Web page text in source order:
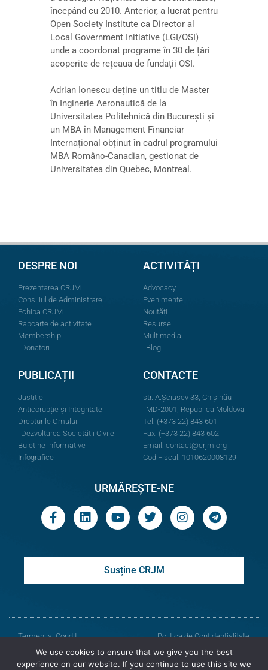
începând cu 2010. Anterior, a lucrat pentru
Open Society Institute ca Director al
Local Government Initiative (LGI/OSI)
unde a coordonat programe în 30 de țări
acoperite de rețeaua de fundații OSI.
Adrian Ionescu deține un titlu de Master
în Inginerie Aeronautică de la
Universitatea Politehnică din București și
un MBA în Management Financiar
Internațional obținut în cadrul programului
MBA Româno-Canadian, gestionat de
Universitatea din Quebec, Montreal.
DESPRE NOI
Prezentarea CRJM
Consiliul de Administrare
Echipa CRJM
Rapoarte de activitate
Membership
Donatori
ACTIVITĂȚI
Advocacy
Evenimente
Noutăți
Resurse
Multimedia
Blog
PUBLICAȚII
Justiție
Anticorupție și Integritate
Drepturile Omului
Dezvoltarea Societății Civile
Buletine informative
Infografice
CONTACTE
str. A.Şciusev 33, Chișinău
MD-2001, Republica Moldova
Tel: (+373 22) 843 601
Fax: (+373 22) 843 602
Email: contact@crjm.org
Cod Fiscal: 1010620008129
URMĂREȘTE-NE
Susține CRJM
Termeni și Condiții
Politica de Confidențialitate
© Toate drepturile rezervate
We use cookies to ensure that we give you the best
experience on our website. If you continue to use this site we